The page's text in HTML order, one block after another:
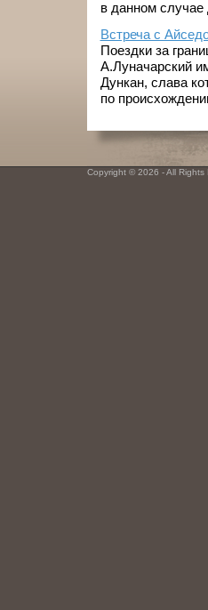
в данном случае
Встреча с
Поездки за
А.Луначарский
Дункан, слава
по
Copyright © 2026 - All Rights